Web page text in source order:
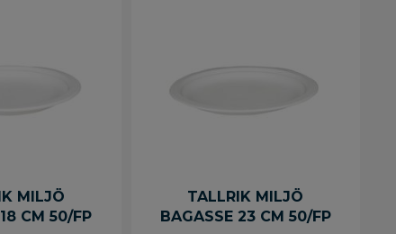
MILJÖ
CM 50/FP
TALLRIK MILJÖ
BAGASSE 23 CM 50/FP